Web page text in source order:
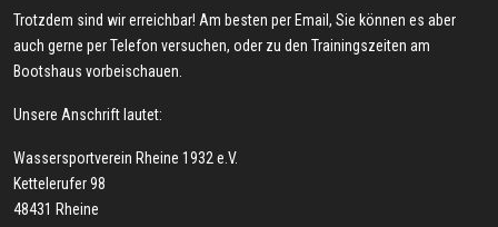
Trotzdem sind wir erreichbar! Am besten per Email, Sie können es aber
auch gerne per Telefon versuchen, oder zu den Trainingszeiten am
Bootshaus vorbeischauen.
Unsere Anschrift lautet:
Wassersportverein Rheine 1932 e.V.
Kettelerufer 98
48431 Rheine